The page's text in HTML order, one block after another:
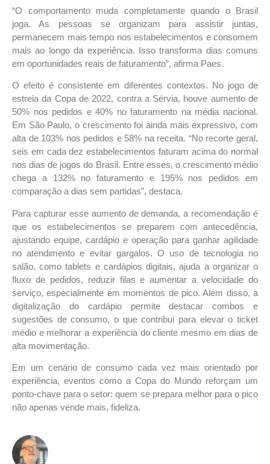
“O comportamento muda completamente quando o Brasil
joga. As pessoas se organizam para assistir juntas,
permanecem mais tempo nos estabelecimentos e consomem
mais ao longo da experiência. Isso transforma dias comuns
em oportunidades reais de faturamento”, afirma Paes.
O efeito é consistente em diferentes contextos. No jogo de
estreia da Copa de 2022, contra a Sérvia, houve aumento de
50% nos pedidos e 40% no faturamento na média nacional.
Em São Paulo, o crescimento foi ainda mais expressivo, com
alta de 103% nos pedidos e 58% na receita. “No recorte geral,
seis em cada dez estabelecimentos faturam acima do normal
nos dias de jogos do Brasil. Entre esses, o crescimento médio
chega a 132% no faturamento e 195% nos pedidos em
comparação a dias sem partidas”, destaca.
Para capturar esse aumento de demanda, a recomendação é
que os estabelecimentos se preparem com antecedência,
ajustando equipe, cardápio e operação para ganhar agilidade
no atendimento e evitar gargalos.O uso de tecnologia no
salão, como tablets e cardápios digitais, ajuda a organizar o
fluxo de pedidos, reduzir filas e aumentar a velocidade do
serviço, especialmente em momentos de pico. Além disso, a
digitalização do cardápio permite destacar combos e
sugestões de consumo, o que contribui para elevar o ticket
médio e melhorar a experiência do cliente mesmo em dias de
alta movimentação.
Em um cenário de consumo cada vez mais orientado por
experiência, eventos como a Copa do Mundo reforçam um
ponto-chave para o setor: quem se prepara melhor para o pico
não apenas vende mais, fideliza.